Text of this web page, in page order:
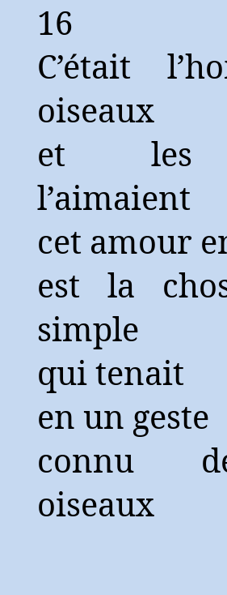
16
C’était
oiseaux
et les
l’aimaient
cet amour
est la
simple
qui tenait
en un geste
connu
oiseaux